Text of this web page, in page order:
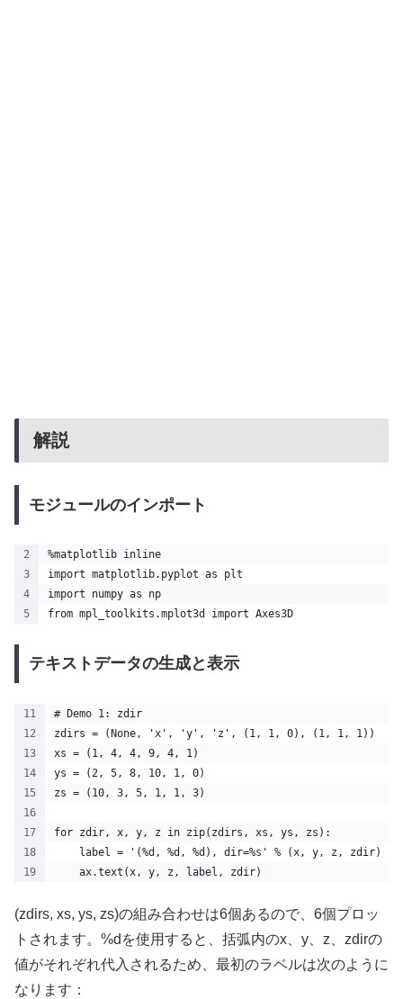
解説
モジュールのインポート
%matplotlib inline
import matplotlib.pyplot as plt
import numpy as np
from mpl_toolkits.mplot3d import Axes3D
テキストデータの生成と表示
# Demo 1: zdir
zdirs = (None, 'x', 'y', 'z', (1, 1, 0), (1, 1, 1))
xs = (1, 4, 4, 9, 4, 1)
ys = (2, 5, 8, 10, 1, 0)
zs = (10, 3, 5, 1, 1, 3)
for zdir, x, y, z in zip(zdirs, xs, ys, zs):
    label = '(%d, %d, %d), dir=%s' % (x, y, z, zdir)
    ax.text(x, y, z, label, zdir)
(zdirs, xs, ys, zs)の組み合わせは6個あるので、6個プロッ
トされます。%dを使用すると、括弧内のx、y、z、zdirの
値がそれぞれ代入されるため、最初のラベルは次のように
なります：